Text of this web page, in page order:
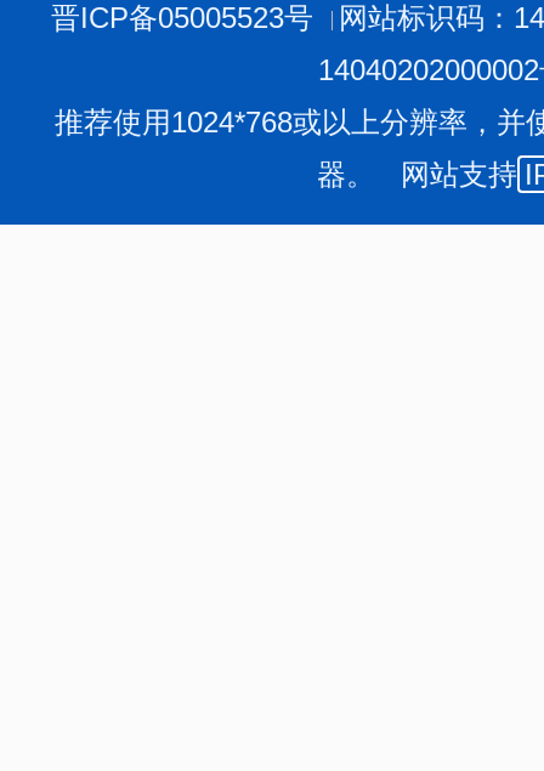
晋ICP备05005523号
网站标识码：
推荐使用1024*768或以上分辨率，并
器。 网站支持